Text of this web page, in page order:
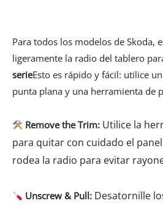
Para todos los modelos de Skoda,
ligeramente la radio del tablero
serieEsto es rápido y fácil: utilice
punta plana y una herramienta de
Remove the Trim:Utilice la
para quitar con cuidado el
rodea la radio para evitar
Unscrew & Pull:Desatornille